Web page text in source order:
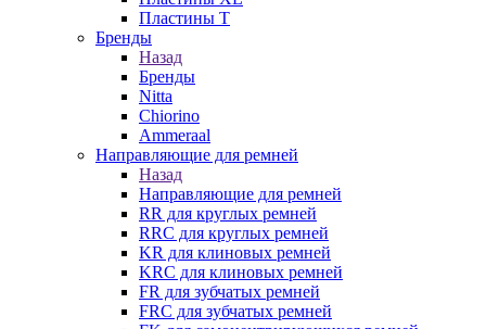
Пластины T
Бренды
Назад
Бренды
Nitta
Chiorino
Ammeraal
Направляющие для ремней
Назад
Направляющие для ремней
RR для круглых ремней
RRC для круглых ремней
KR для клиновых ремней
KRC для клиновых ремней
FR для зубчатых ремней
FRC для зубчатых ремней